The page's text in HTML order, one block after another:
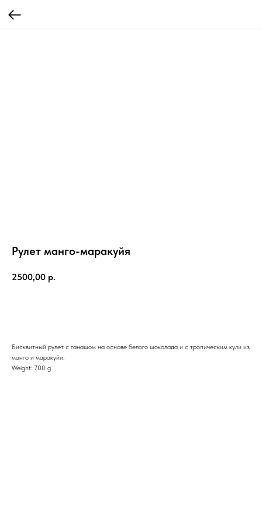
Рулет манго-маракуйя
2500,00 р.
Бисквитный рулет с ганашом на основе белого шоколада и с тропическим кули из
манго и маракуйи.
Weight: 700 g